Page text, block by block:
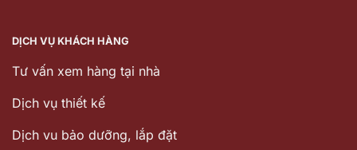
DỊCH VỤ KHÁCH HÀNG
Tư vấn xem hàng tại nhà
Dịch vụ thiết kế
Dịch vu bảo dưỡng, lắp đặt